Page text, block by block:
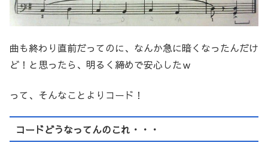
曲も終わり直前だってのに、なんか急に暗くなったんだけ
ど！と思ったら、明るく締めで安心したｗ
って、そんなことよりコード！
コードどうなってんのこれ・・・